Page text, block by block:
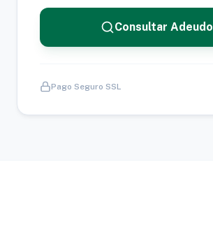
Consultar Adeudo
Pago Seguro SSL